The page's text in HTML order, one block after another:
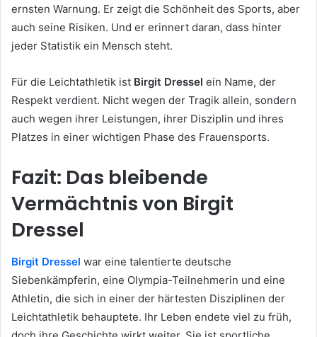
ernsten Warnung. Er zeigt die Schönheit des Sports, aber
auch seine Risiken. Und er erinnert daran, dass hinter
jeder Statistik ein Mensch steht.
Für die Leichtathletik ist Birgit Dressel ein Name, der
Respekt verdient. Nicht wegen der Tragik allein, sondern
auch wegen ihrer Leistungen, ihrer Disziplin und ihres
Platzes in einer wichtigen Phase des Frauensports.
Fazit: Das bleibende
Vermächtnis von Birgit
Dressel
Birgit Dressel war eine talentierte deutsche
Siebenkämpferin, eine Olympia-Teilnehmerin und eine
Athletin, die sich in einer der härtesten Disziplinen der
Leichtathletik behauptete. Ihr Leben endete viel zu früh,